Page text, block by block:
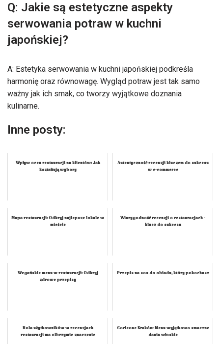
Q: Jakie są estetyczne aspekty
serwowania potraw w kuchni
japońskiej?
A: Estetyka serwowania w kuchni japońskiej podkreśla
harmonię oraz równowagę. Wygląd potraw jest tak samo
ważny jak ich smak, co tworzy wyjątkowe doznania
kulinarne.
Inne posty:
Wpływ ocen restauracji na klientów: Jak
kształtują wybory
Autentyczność recenzji kluczem do sukcesu
w e-commerce
Mapa restauracji: Odkryj najlepsze lokale w
mieście
Wiarygodność recenzji o restauracjach -
klucz do sukcesu
Wegańskie menu w restauracji: Odkryj
zdrowe przepisy
Przepis na sos do obiadu, który pokochasz
Rola użytkowników w recenzjach
restauracji ma olbrzymie znaczenie
Corleone Kraków Menu wyjątkowo smaczne
dania włoskie